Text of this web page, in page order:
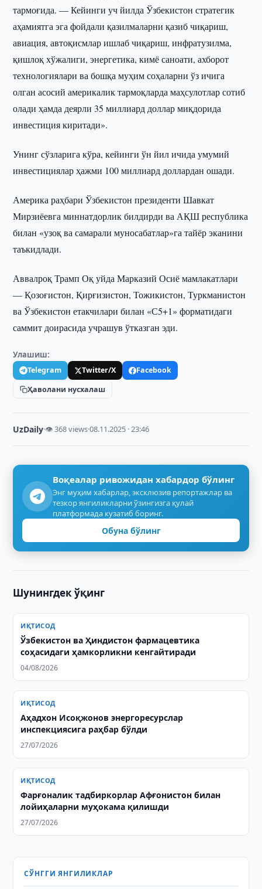
тармоғида. — Кейинги уч йилда Ўзбекистон стратегик
аҳамиятга эга фойдали қазилмаларни қазиб чиқариш,
авиация, автоқисмлар ишлаб чиқариш, инфратузилма,
қишлоқ хўжалиги, энергетика, кимё саноати, ахборот
технологиялари ва бошқа муҳим соҳаларни ўз ичига
олган асосий америкалик тармоқларда маҳсулотлар сотиб
олади ҳамда деярли 35 миллиард доллар миқдорида
инвестиция киритади».
Унинг сўзларига кўра, кейинги ўн йил ичида умумий
инвестициялар ҳажми 100 миллиард доллардан ошади.
Америка раҳбари Ўзбекистон президенти Шавкат
Мирзиёевга миннатдорлик билдирди ва АҚШ республика
билан «узоқ ва самарали муносабатлар»га тайёр эканини
таъкидлади.
Аввалроқ Трамп Оқ уйда Марказий Осиё мамлакатлари
— Қозоғистон, Қирғизистон, Тожикистон, Туркманистон
ва Ўзбекистон етакчилари билан «С5+1» форматидаги
саммит доирасида учрашув ўтказган эди.
Улашиш:
Telegram Twitter/X
Facebook
Ҳаволани нусхалаш
UzDaily·👁 368 views·08.11.2025 · 23:46
Воқеалар ривожидан хабардор бўлинг
Энг муҳим хабарлар, эксклюзив репортажлар ва
тезкор янгиликларни ўзингизга қулай
платформада кузатиб боринг.
Обуна бўлинг
Шунингдек ўқинг
ИҚТИСОД
Ўзбекистон ва Ҳиндистон фармацевтика
соҳасидаги ҳамкорликни кенгайтиради
04/08/2026
ИҚТИСОД
Аҳадхон Исоқжонов энергоресурслар
инспекциясига раҳбар бўлди
27/07/2026
ИҚТИСОД
Фарғоналик тадбиркорлар Афғонистон билан
лойиҳаларни муҳокама қилишди
27/07/2026
СЎНГГИ ЯНГИЛИКЛАР